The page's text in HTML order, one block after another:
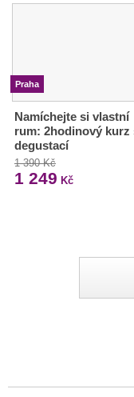
Praha
Namíchejte si vlastní
rum: 2hodinový kurz
degustací
1 390 Kč
1 249 Kč